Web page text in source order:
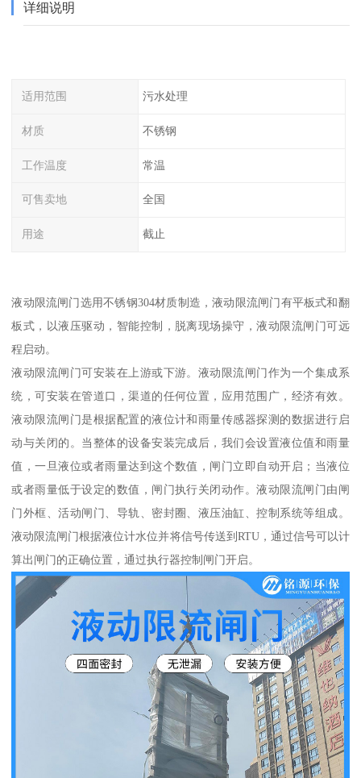
详细说明
适用范围 污水处理
材质 不锈钢
工作温度 常温
可售卖地 全国
用途 截止
液动限流闸门选用不锈钢304材质制造，液动限流闸门有平板式和翻
板式，以液压驱动，智能控制，脱离现场操守，液动限流闸门可远
程启动。
液动限流闸门可安装在上游或下游。液动限流闸门作为一个集成系
统，可安装在管道口，渠道的任何位置，应用范围广，经济有效。
液动限流闸门是根据配置的液位计和雨量传感器探测的数据进行启
动与关闭的。当整体的设备安装完成后，我们会设置液位值和雨量
值，一旦液位或者雨量达到这个数值，闸门立即自动开启；当液位
或者雨量低于设定的数值，闸门执行关闭动作。液动限流闸门由闸
门外框、活动闸门、导轨、密封圈、液压油缸、控制系统等组成。
液动限流闸门根据液位计水位并将信号传送到RTU，通过信号可以计
算出闸门的正确位置，通过执行器控制闸门开启。